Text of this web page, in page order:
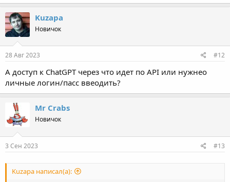
Kuzapa
Новичок
28 Авг 2023 #12
А доступ к СhatGPT через что идет по API или нужнео
личные логин/пасс ввеодить?
Mr Crabs
Новичок
3 Сен 2023 #13
Kuzapa написал(а):